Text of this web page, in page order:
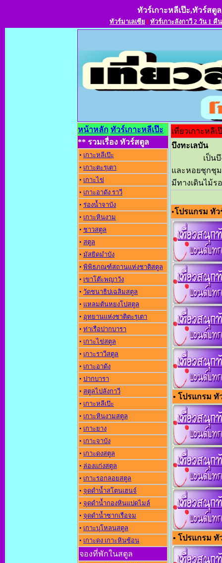
ทัวร์เกาะหลีเป๊ะ,ทัวร์สตู
ทัวร์มาเลเซีย l ทัวร์เกาะลังกาวี 2 วัน 1 คืน
หน้าหลัก ทัวร์เกาะหลีเป๊ะ
** รวมเรื่อง ทัวร์สตูล
• เกาะหลีเป๊ะ
• เกาะตะรุเตา
• เกาะไข่
• เกาะอาดัง ราว
• ร่องน้ำจาบัง
• เกาะหินงาม
• ชาวสตูล
• สตูล
• มัสยิดมำบัง
• พิพิธภณฑ์สถานแห่งชาติสตูล
• เขาโต๊ะพญาวัง
• วัดชนาธิปเฉลิมสตูล
• แหลมตันหยงโปสตูล
• อุทยานแห่งชาติตะรุเตา
• ท่าเรือปากบารา
• เกาะไข่สตูล
• เกาะราวีสตูล
• เกาะอาดัง
• ปากบารา
• สตูลไปลังกาวี
• เกาะหลีเป๊ะ
• เกาะหินงามสตูล
• เกาะยาง
• เกาะจาบัง
• เกาะดงสตูล
• ล่องแก่งสตูล
• เกาะรอกลอยสตูล
• จุดดำน้ำสโตนเฮนจ์
• จุดดำน้ำกองหินแปดไมล์
• จุดดำน้ำซากเรือจม
• เกาะบุโหลนสตูล
• เกาะดง เกาะหินซ้อน
จองที่พักในสตูล
เที่ยวเกาะหลี
บึงทะเลบัน
เป็น
และหอยชุกชุม
มีทางเดินไม้ร
•โปรแกรม ทัว
• โปรแกรม ทั
• โปรแกรม ทั